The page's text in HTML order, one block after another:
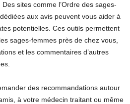
sites comme l’Ordre des sages-
aux avis peuvent vous aider à
potentielles. Ces outils permettent
sages-femmes près de chez vous,
et les commentaires d’autres
des recommandations autour
à votre médecin traitant ou même